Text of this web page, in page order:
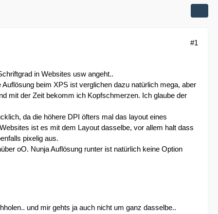
#1
in Websites usw angeht..
beim XPS ist verglichen dazu natürlich mega, aber
mit der Zeit bekomm ich Kopfschmerzen. Ich glaube der
da die höhere DPI öfters mal das layout eines
ist es mit dem Layout dasselbe, vor allem halt dass
pixelig aus.
oO. Nunja Auflösung runter ist natürlich keine Option
und mir gehts ja auch nicht um ganz dasselbe..